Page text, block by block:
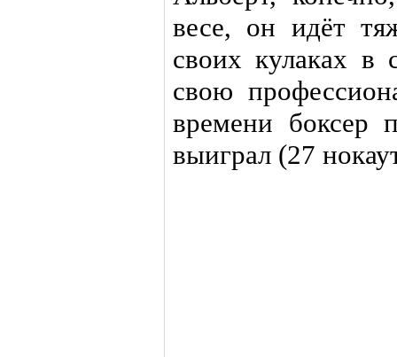
весе, он идёт
своих кулаках в
свою
времени боксер
выиграл (27